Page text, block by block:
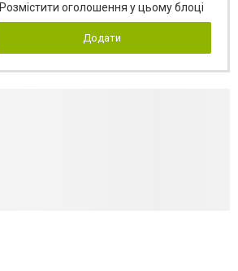
Розмістити оголошення у цьому блоці
Додати